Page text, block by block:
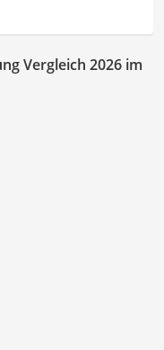
Vergleich 2026 im